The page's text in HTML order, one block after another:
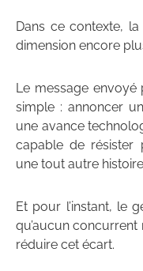
Dans ce contexte,
dimension encore
Le message envoyé
simple : annoncer
une avance
capable de résister
une tout autre
Et pour l’instant, le
qu’aucun
réduire cet écart.